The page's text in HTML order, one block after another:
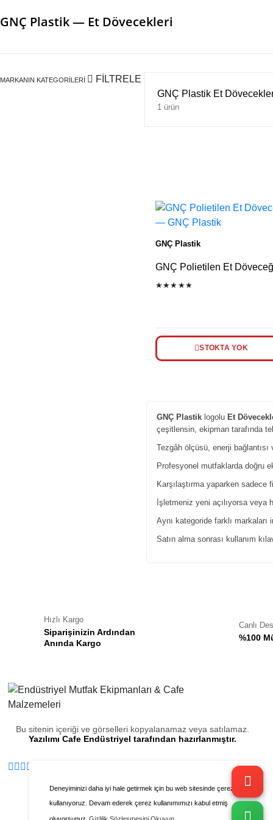
Deneyiminizi daha iyi hale getirmek için bu web sitesinde çerezleri
kullanıyoruz. Devam ederek çerez kullanımımızı kabul etmiş
GNÇ Plastik — Et Dövecekleri
MARKANIN KATEGORILERI
FİLTRELE
GNÇ Plastik Et
1 ürün
GNÇ Plastik
GNÇ Polietilen Et
★★★★★
STOKTA YOK
GNÇ Plastik logolu Et
çeşitlensin, ekipman tarafında
Tezgâh ölçüsü, enerji
Profesyonel mutfaklarda doğru
Karşılaştırma yaparken
İşletmeniz yeni açılıyorsa
Aynı kategoride farklı
Satın alma sonrası kullanım
Hızlı Kargo
Siparişinizin Ardından
Anında Kargo
Canlı
%100
Bu sitenin içeriği ve görselleri kopyalanamaz veya satılamaz.
Yazılımı Cafe Endüstriyel tarafından hazırlanmıştır.